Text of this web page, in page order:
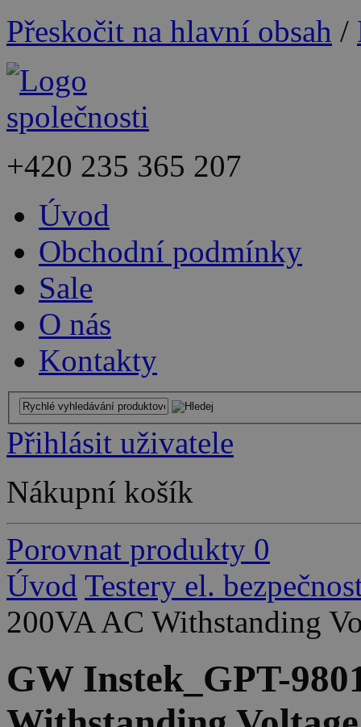
Přeskočit na hlavní obsah /
+420 235 365 207
Úvod
Obchodní podmínky
Sale
O nás
Kontakty
Přihlásit uživatele
Nákupní košík
Porovnat produkty 0
Úvod Testery el.
200VA AC Withstanding
GW Instek_GPT-